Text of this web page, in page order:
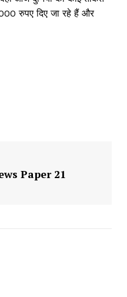
Plans
रुपए दिए जा रहे हैं और
Paper 21